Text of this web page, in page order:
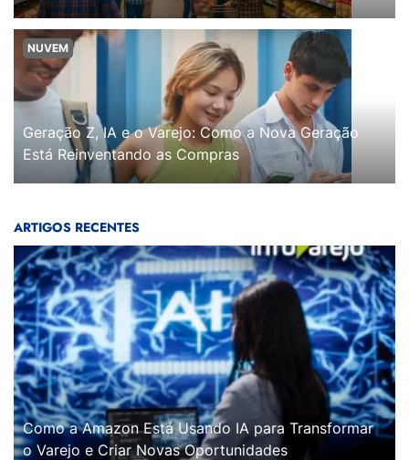
NUVEM
Geração Z, IA e o Varejo: Como a Nova Geração
Está Reinventando as Compras
ARTIGOS RECENTES
Como a Amazon Está Usando IA para Transformar
o Varejo e Criar Novas Oportunidades